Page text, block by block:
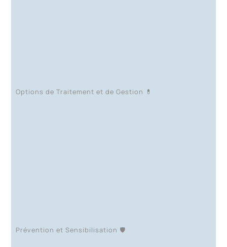
Options de Traitement et de Gestion 💊
Prévention et Sensibilisation 🛡️